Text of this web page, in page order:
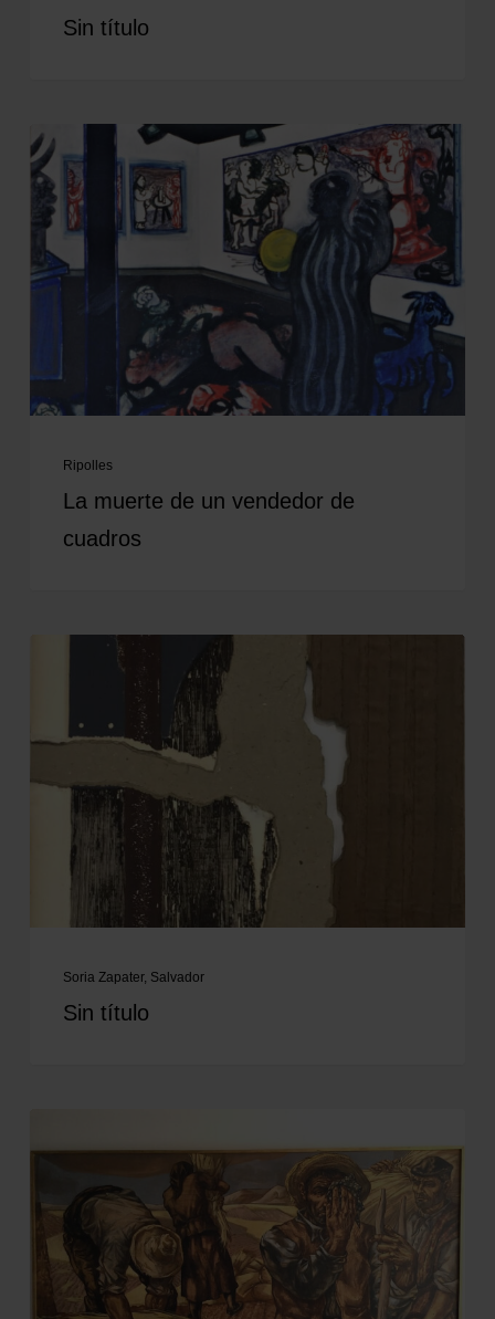
Sin título
Ripolles
La muerte de un vendedor de
cuadros
Soria Zapater, Salvador
Sin título